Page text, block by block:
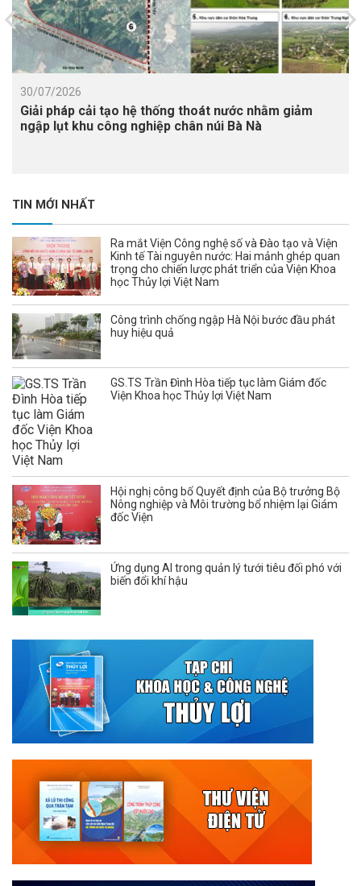
30/07/2026
Giải pháp cải tạo hệ thống thoát nước nhằm giảm
ngập lụt khu công nghiệp chân núi Bà Nà
TIN MỚI NHẤT
Ra mắt Viện Công nghệ số và Đào tạo và Viện
Kinh tế Tài nguyên nước: Hai mảnh ghép quan
trọng cho chiến lược phát triển của Viện Khoa
học Thủy lợi Việt Nam
Công trình chống ngập Hà Nội bước đầu phát
huy hiệu quả
GS.TS Trần Đình Hòa tiếp tục làm Giám đốc
Viện Khoa học Thủy lợi Việt Nam
Hội nghị công bố Quyết định của Bộ trưởng Bộ
Nông nghiệp và Môi trường bổ nhiệm lại Giám
đốc Viện
Ứng dụng AI trong quản lý tưới tiêu đối phó với
biến đổi khí hậu